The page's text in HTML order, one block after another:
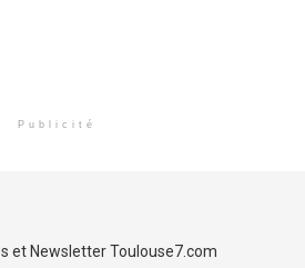
Publicité
et Newsletter Toulouse7.com